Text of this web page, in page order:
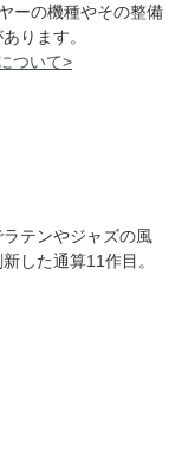
ーの機種やその整備
ります。
ついて>
テンやジャズの風
した通算11作目。